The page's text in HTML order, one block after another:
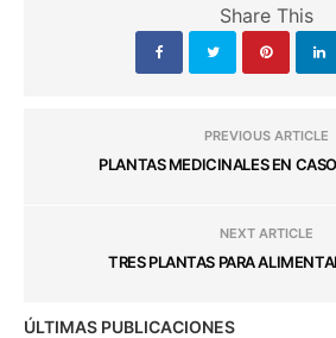
Share This
PREVIOUS ARTICLE
PLANTAS MEDICINALES EN
NEXT ARTICLE
TRES PLANTAS PARA
ÚLTIMAS PUBLICACIONES